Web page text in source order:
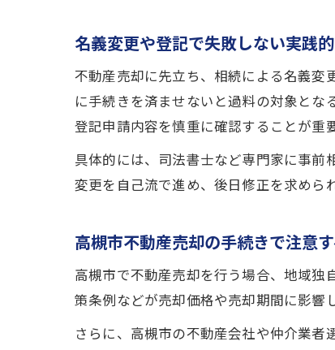
名義変更や登記で失敗しない実践
不動産売却に先立ち、相続による名義変
に手続きを済ませないと過料の対象とな
登記申請内容を慎重に確認することが重要
具体的には、司法書士など専門家に事前
変更を自己流で進め、後日修正を求めら
高槻市不動産売却の手続きで注意
高槻市で不動産売却を行う場合、地域独
策条例などが売却価格や売却期間に影響
さらに、高槻市の不動産会社や仲介業者